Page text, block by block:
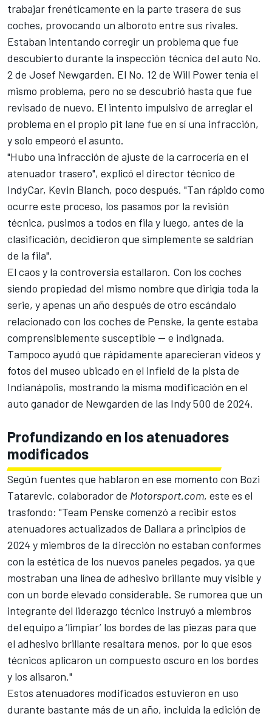
trabajar frenéticamente en la parte trasera de sus
coches, provocando un alboroto entre sus rivales.
Estaban intentando corregir un problema que fue
descubierto durante la inspección técnica del auto No.
2 de Josef Newgarden. El No. 12 de Will Power tenía el
mismo problema, pero no se descubrió hasta que fue
revisado de nuevo. El intento impulsivo de arreglar el
problema en el propio pit lane fue en sí una infracción,
y solo empeoró el asunto.
"Hubo una infracción de ajuste de la carrocería en el
atenuador trasero", explicó el director técnico de
IndyCar, Kevin Blanch, poco después. "Tan rápido como
ocurre este proceso, los pasamos por la revisión
técnica, pusimos a todos en fila y luego, antes de la
clasificación, decidieron que simplemente se saldrían
de la fila".
El caos y la controversia estallaron. Con los coches
siendo propiedad del mismo nombre que dirigía toda la
serie, y apenas un año después de otro escándalo
relacionado con los coches de Penske, la gente estaba
comprensiblemente susceptible -- e indignada.
Tampoco ayudó que rápidamente aparecieran videos y
fotos del museo ubicado en el infield de la pista de
Indianápolis, mostrando la misma modificación en el
auto ganador de Newgarden de las Indy 500 de 2024.
Profundizando en los atenuadores
modificados
Según fuentes que hablaron en ese momento con Bozi
Tatarevic, colaborador de Motorsport.com, este es el
trasfondo: "Team Penske comenzó a recibir estos
atenuadores actualizados de Dallara a principios de
2024 y miembros de la dirección no estaban conformes
con la estética de los nuevos paneles pegados, ya que
mostraban una línea de adhesivo brillante muy visible y
con un borde elevado considerable. Se rumorea que un
integrante del liderazgo técnico instruyó a miembros
del equipo a ‘limpiar’ los bordes de las piezas para que
el adhesivo brillante resaltara menos, por lo que esos
técnicos aplicaron un compuesto oscuro en los bordes
y los alisaron."
Estos atenuadores modificados estuvieron en uso
durante bastante más de un año, incluida la edición de